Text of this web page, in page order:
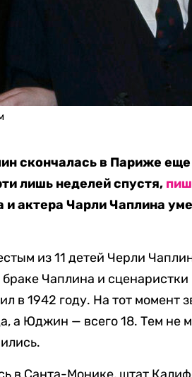
скончалась в Париже
лишь неделей спустя,
актера Чарли Чаплина
из 11 детей Черли
Чаплина и
в 1942 году. На тот момент
а Юджин — всего 18. Тем не